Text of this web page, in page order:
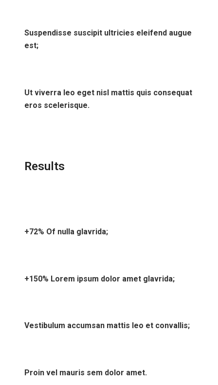
Suspendisse suscipit ultricies eleifend augue
est;
Ut viverra leo eget nisl mattis quis consequat
eros scelerisque.
Results
+72% Of nulla glavrida;
+150% Lorem ipsum dolor amet glavrida;
Vestibulum accumsan mattis leo et convallis;
Proin vel mauris sem dolor amet.